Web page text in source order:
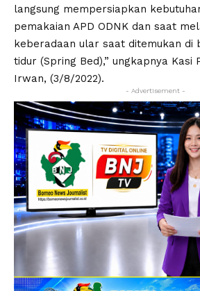
langsung mempersiapkan
pemakaian APD ODNK dan saat
keberadaan ular saat ditemukan di
tidur (Spring Bed),” ungkapnya Kasi
Irwan, (3/8/2022).
- Advertisement -